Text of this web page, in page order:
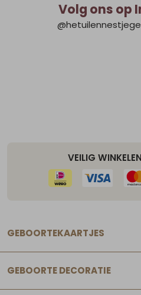
Volg ons op
VEILIG
GEBOORTEKAARTJES
GEBOORTE DECORATIE